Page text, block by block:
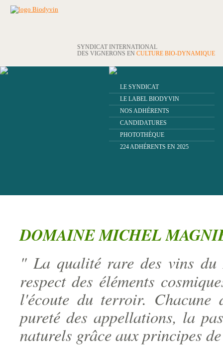
SYNDICAT INTERNATIONAL
DES VIGNERONS EN CULTURE BIO-DYNAMIQUE
LE SYNDICAT
LE LABEL BIODYVIN
NOS ADHÉRENTS
CANDIDATURES
PHOTOTHÈQUE
224 ADHÉRENTS EN 2025
DOMAINE MICHEL
" La qualité rare des vins du
respect des éléments
l'écoute du terroir. Chacune
pureté des appellations, la
naturels grâce aux principes